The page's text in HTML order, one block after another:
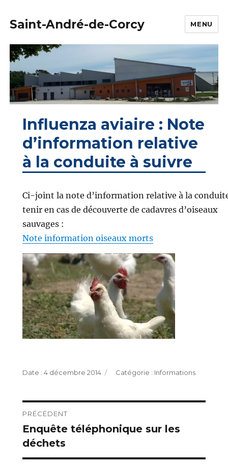
Saint-André-de-Corcy MENU
Influenza aviaire : Note
d’information relative
à la conduite à suivre
Ci-joint la note d’information relative à la
tenir en cas de découverte de cadavres d’oiseaux
sauvages :
Note information oiseaux morts
Publié
4 décembre 2014 Catégories
Informations
Navigation
de
l’article
PRÉCÉDENT
Publication
précédente :
Enquête téléphonique sur les
déchets